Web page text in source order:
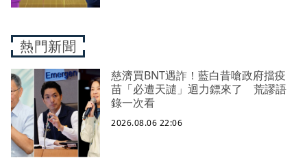
熱門新聞
慈濟買BNT遇詐！藍白昔嗆政府擋疫
苗「必遭天譴」迴力鏢來了 荒謬語
錄一次看
2026.08.06 22:06